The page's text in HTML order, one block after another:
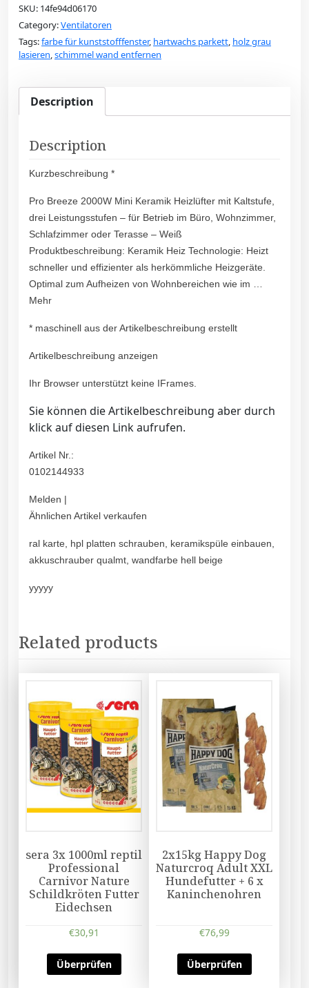
SKU: 14fe94d06170
Category:Ventilatoren
Tags:farbe für kunststofffenster, hartwachs parkett, holz grau
lasieren,schimmel wand entfernen
Description
Description
Kurzbeschreibung *
Pro Breeze 2000W Mini Keramik Heizlüfter mit Kaltstufe,
drei Leistungsstufen – für Betrieb im Büro, Wohnzimmer,
Schlafzimmer oder Terasse – Weiß
Produktbeschreibung: Keramik Heiz Technologie: Heizt
schneller und effizienter als herkömmliche Heizgeräte.
Optimal zum Aufheizen von Wohnbereichen wie im …
Mehr
* maschinell aus der Artikelbeschreibung erstellt
Artikelbeschreibung anzeigen
Ihr Browser unterstützt keine IFrames.
Sie können die Artikelbeschreibung aber durch
klick auf diesen Link aufrufen.
Artikel Nr.:
0102144933
Melden |
Ähnlichen Artikel verkaufen
ral karte, hpl platten schrauben, keramikspüle einbauen,
akkuschrauber qualmt, wandfarbe hell beige
yyyyy
Related products
sera 3x 1000ml reptil
Professional
Carnivor Nature
Schildkröten Futter
Eidechsen
€30,91
Überprüfen
2x15kg Happy Dog
Naturcroq Adult XXL
Hundefutter + 6 x
Kaninchenohren
€76,99
Überprüfen